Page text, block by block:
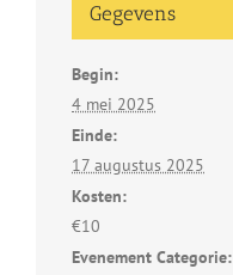
Gegevens
Begin:
4 mei 2025
Einde:
17 augustus 2025
Kosten:
€10
Evenement Categorie: